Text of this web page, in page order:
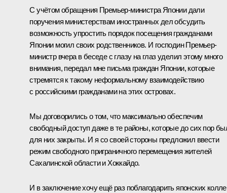
С учётом обращения Премьер-министра Японии дали
поручения министерствам иностранных дел обсудить
возможность упростить порядок посещения гражданами
Японии могил своих родственников. И господин Премьер-
министр вчера в беседе с глазу на глаз уделил этому много
внимания, передал мне письма граждан Японии, которые
стремятся к такому неформальному взаимодействию
с российскими гражданами на этих островах.
Мы договорились о том, что максимально обеспечим
свободный доступ даже в те районы, которые до сих пор
для них закрыты. И я со своей стороны предложил ввести
режим свободного приграничного перемещения жителей
Сахалинской области и Хоккайдо.
И в заключение хочу ещё раз поблагодарить японских